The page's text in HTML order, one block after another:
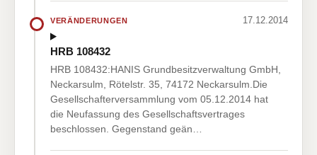
VERÄNDERUNGEN 17.12.2014
HRB 108432
HRB 108432:HANIS Grundbesitzverwaltung GmbH,
Neckarsulm, Rötelstr. 35, 74172 Neckarsulm.Die
Gesellschafterversammlung vom 05.12.2014 hat
die Neufassung des Gesellschaftsvertrages
beschlossen. Gegenstand geän…